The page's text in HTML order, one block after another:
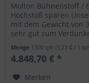
Molton Bühnenstoff /
Hochstoß sparen
mit dem Gewicht von
sehr gut zum
Menge 1500 qm(3,23 € / 1
4.848,70 € *
Merken